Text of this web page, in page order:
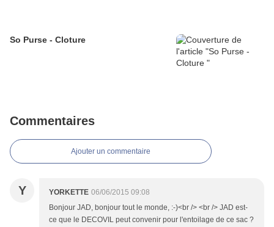
So Purse - Cloture
Commentaires
Ajouter un commentaire
Y YORKETTE 06/06/2015 09:08
Bonjour JAD, bonjour tout le monde, :-)<br /> <br /> JAD est-
ce que le DECOVIL peut convenir pour l'entoilage de ce sac ?